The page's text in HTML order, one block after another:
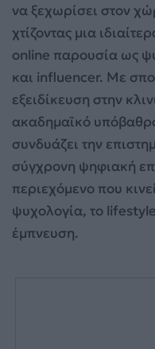
να ξεχωρίσει στον
χτίζοντας μια
online παρουσία ως
και influencer. Με
εξειδίκευση στην
ακαδημαϊκό υπόβαθρο
συνδυάζει την
σύγχρονη ψηφιακή
περιεχόμενο που
ψυχολογία, το
έμπνευση.